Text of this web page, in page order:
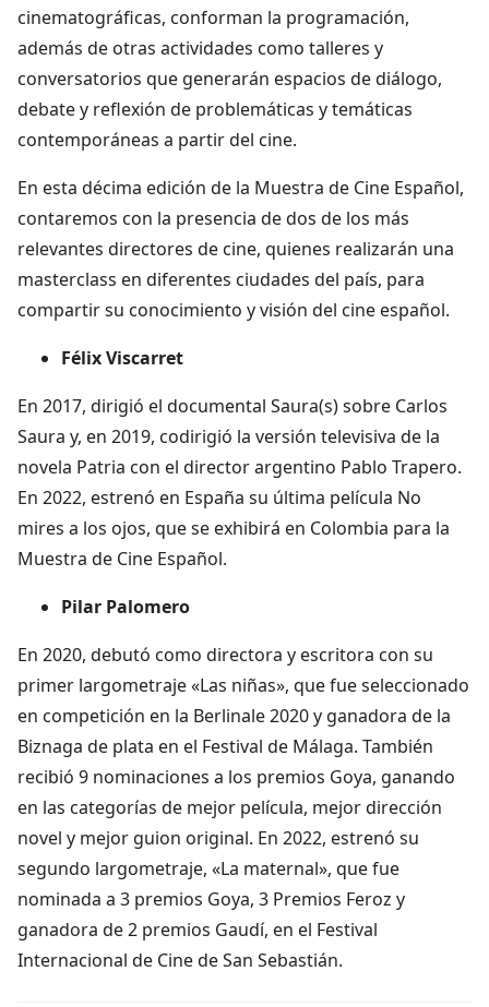
cinematográficas, conforman la programación,
además de otras actividades como talleres y
conversatorios que generarán espacios de diálogo,
debate y reflexión de problemáticas y temáticas
contemporáneas a partir del cine.
En esta décima edición de la Muestra de Cine Español,
contaremos con la presencia de dos de los más
relevantes directores de cine, quienes realizarán una
masterclass en diferentes ciudades del país, para
compartir su conocimiento y visión del cine español.
Félix Viscarret
En 2017, dirigió el documental Saura(s) sobre Carlos
Saura y, en 2019, codirigió la versión televisiva de la
novela Patria con el director argentino Pablo Trapero.
En 2022, estrenó en España su última película No
mires a los ojos, que se exhibirá en Colombia para la
Muestra de Cine Español.
Pilar Palomero
En 2020, debutó como directora y escritora con su
primer largometraje «Las niñas», que fue seleccionado
en competición en la Berlinale 2020 y ganadora de la
Biznaga de plata en el Festival de Málaga. También
recibió 9 nominaciones a los premios Goya, ganando
en las categorías de mejor película, mejor dirección
novel y mejor guion original. En 2022, estrenó su
segundo largometraje, «La maternal», que fue
nominada a 3 premios Goya, 3 Premios Feroz y
ganadora de 2 premios Gaudí, en el Festival
Internacional de Cine de San Sebastián.